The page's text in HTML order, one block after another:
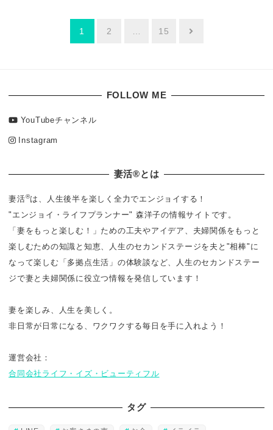
ジ
送
1 2 15
FOLLOW ME
YouTubeチャンネル
Instagram
妻活®とは
妻活®は、人生後半を楽しく全力でエンジョイする！
"エンジョイ・ライフプランナー" 森洋子の情報サイトです。
「妻をもっと楽しむ！」ための工夫やアイデア、夫婦関係をもっと
楽しむための知識と知恵、人生のセカンドステージを夫と"相棒"に
なって楽しむ「多拠点生活」の体験談など、人生のセカンドステー
ジで妻と夫婦関係に役立つ情報を発信しています！
妻を楽しみ、人生を美しく。
非日常が日常になる、ワクワクする毎日を手に入れよう！
運営会社：
合同会社ライフ・イズ・ビューティフル
タグ